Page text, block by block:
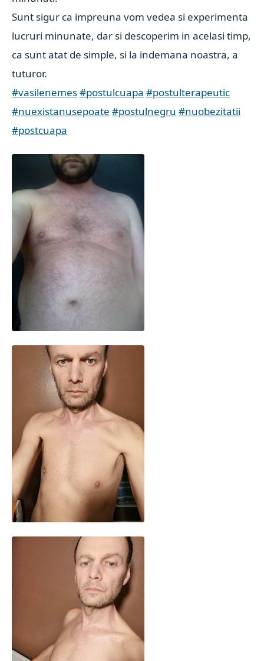
Sunt sigur ca impreuna vom vedea si experimenta
lucruri minunate, dar si descoperim in acelasi timp,
ca sunt atat de simple, si la indemana noastra, a
tuturor.
#vasilenemes#postulcuapa #postulterapeutic
#nuexistanusepoate #postulnegru #nuobezitatii
#postcuapa